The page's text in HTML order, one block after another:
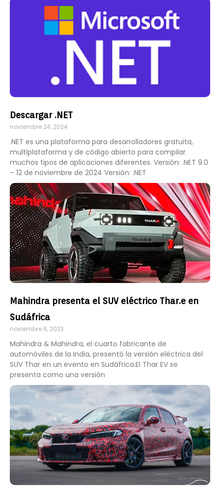
Descargar .NET
noviembre 24, 2024
.NET es una plataforma para desarrolladores gratuita,
multiplataforma y de código abierto para compilar
muchos tipos de aplicaciones diferentes. Versión: .NET 9.0
– 12 de noviembre de 2024 Versión: .NET
Mahindra presenta el SUV eléctrico Thar.e en
Sudáfrica
noviembre 6, 2023
Mahindra & Mahindra, el cuarto fabricante de
automóviles de la India, presentó la versión eléctrica del
SUV Thar en un evento en Sudáfrica.El Thar EV se
presenta como una versión